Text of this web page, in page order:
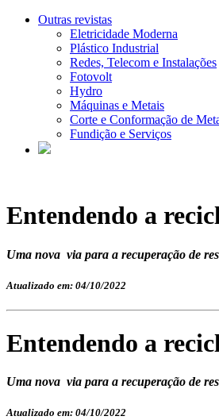
Outras revistas
Eletricidade Moderna
Plástico Industrial
Redes, Telecom e Instalações
Fotovolt
Hydro
Máquinas e Metais
Corte e Conformação de
Fundição e Serviços
Entendendo a
Uma nova via para a recuperação de
Atualizado em: 04/10/2022
Entendendo a
Uma nova via para a recuperação de
Atualizado em: 04/10/2022